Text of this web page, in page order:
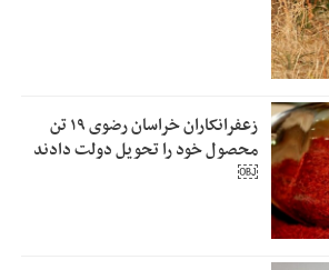
زعفرانکاران خراسان رضوی ۱۹ تن
محصول خود را تحویل دولت دادند
￼